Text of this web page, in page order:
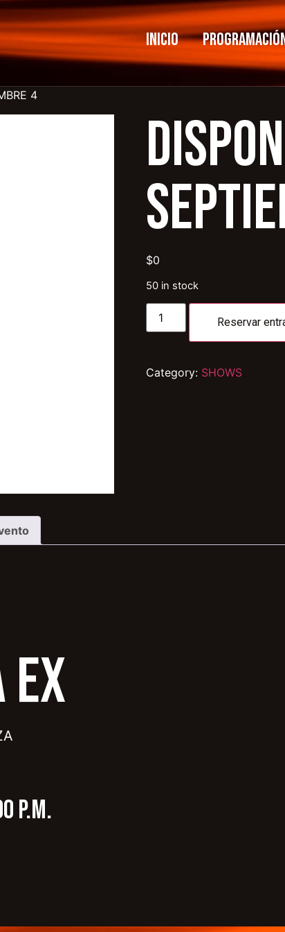
Inicio
4
$0
50 in stock
Reservar
Category: SHOWS
EX
P.M.